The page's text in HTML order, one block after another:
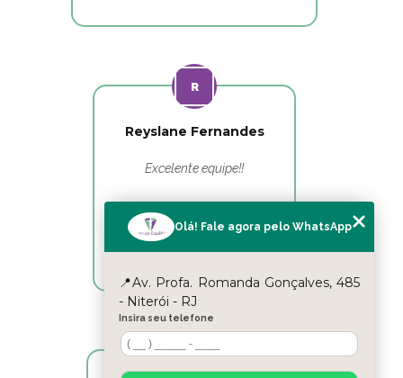
Reyslane Fernandes
Excelente equipe!!
Olá! Fale agora pelo WhatsApp
📍Av. Profa. Romanda Gonçalves, 485
- Niterói - RJ
Insira seu telefone